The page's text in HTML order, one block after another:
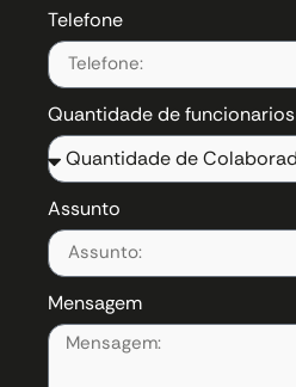
Telefone
Quantidade de funcionarios
Assunto
Mensagem